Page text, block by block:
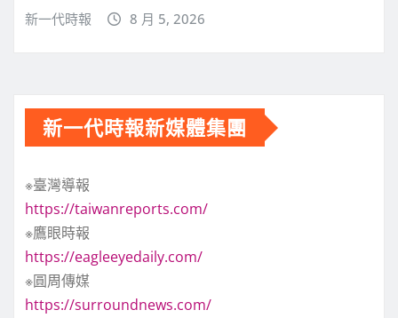
新一代時報 8 月 5, 2026
新一代時報新媒體集團
※臺灣導報
https://taiwanreports.com/
※鷹眼時報
https://eagleeyedaily.com/
※圓周傳媒
https://surroundnews.com/